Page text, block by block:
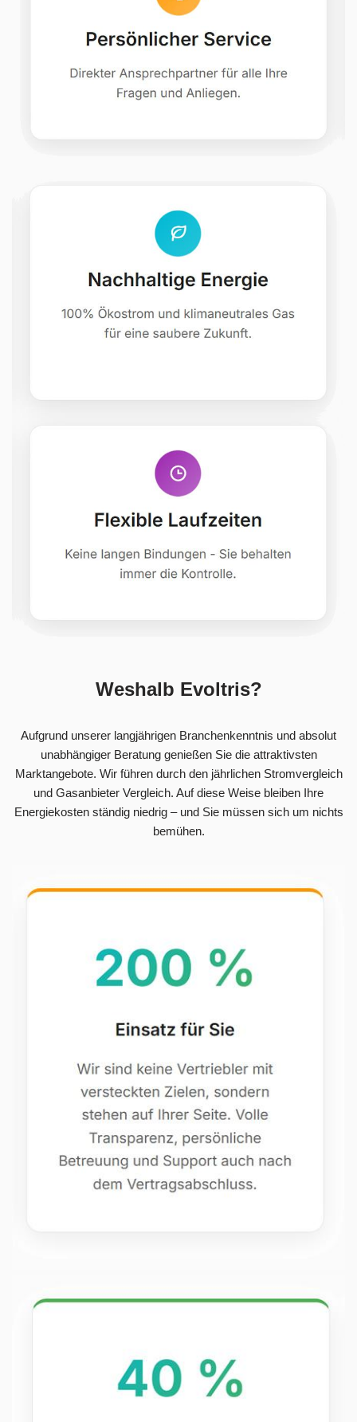
Weshalb Evoltris?
Aufgrund unserer langjährigen Branchenkenntnis und absolut
unabhängiger Beratung genießen Sie die attraktivsten
Marktangebote. Wir führen durch den jährlichen Stromvergleich
und Gasanbieter Vergleich. Auf diese Weise bleiben Ihre
Energiekosten ständig niedrig – und Sie müssen sich um nichts
bemühen.